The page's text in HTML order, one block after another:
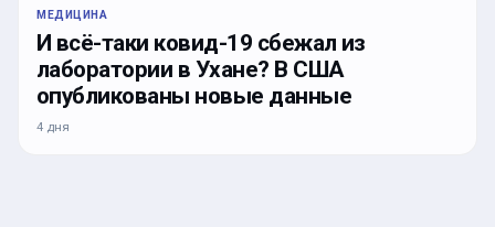
МЕДИЦИНА
И всё-таки ковид-19 сбежал из
лаборатории в Ухане? В США
опубликованы новые данные
4 дня